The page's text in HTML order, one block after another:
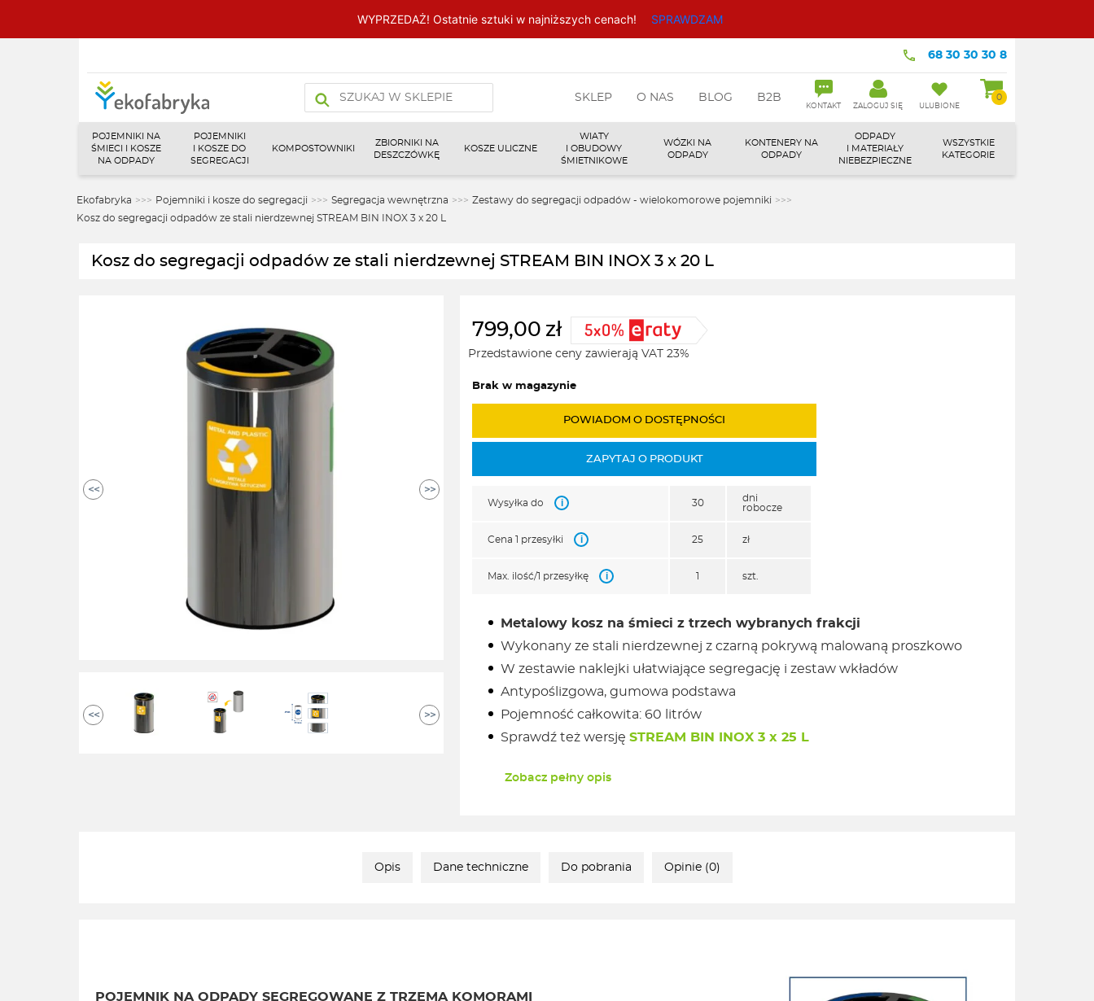
WYPRZEDAŻ! Ostatnie sztuki w najniższych cenach! SPRAWDZAM
68 30 30 30 8
produktów
SKLEP O NAS BLOG B2B
KONTAKT ZALOGUJ SIĘ ULUBIONE
0
POJEMNIKI NA
ŚMIECI I KOSZE
NA ODPADY
POJEMNIKI
I KOSZE DO
SEGREGACJI
KOMPOSTOWNIKI
ZBIORNIKI NA
DESZCZÓWKĘ
KOSZE ULICZNE
WIATY
I OBUDOWY
ŚMIETNIKOWE
WÓZKI NA
ODPADY
KONTENERY NA
ODPADY
ODPADY
I MATERIAŁY
NIEBEZPIECZNE
WSZYSTKIE
KATEGORIE
Ekofabryka >>> Pojemniki i kosze do segregacji >>> Segregacja wewnętrzna >>> Zestawy do segregacji odpadów - wielokomorowe pojemniki >>>
Kosz do segregacji odpadów ze stali nierdzewnej STREAM BIN INOX 3 x 20 L
Kosz do segregacji odpadów ze stali nierdzewnej STREAM BIN INOX 3 x 20 L
<< >>
<< >>
799,00 zł
Przedstawione ceny zawierają VAT 23%
Brak w magazynie
POWIADOM O DOSTĘPNOŚCI
ZAPYTAJ O PRODUKT
Wysyłka do i 30
dni
robocze
Cena 1 przesyłki i 25 zł
Max. ilość/1 przesyłkę i szt.
Metalowy kosz na śmieci z trzech wybranych frakcji
Wykonany ze stali nierdzewnej z czarną pokrywą malowaną proszkowo
W zestawie naklejki ułatwiające segregację i zestaw wkładów
Antypoślizgowa, gumowa podstawa
Pojemność całkowita: 60 litrów
Sprawdź też wersję STREAM BIN INOX 3 x 25 L
Zobacz pełny opis
Opis Dane techniczne Do pobrania Opinie (0)
POJEMNIK NA ODPADY SEGREGOWANE Z TRZEMA KOMORAMI